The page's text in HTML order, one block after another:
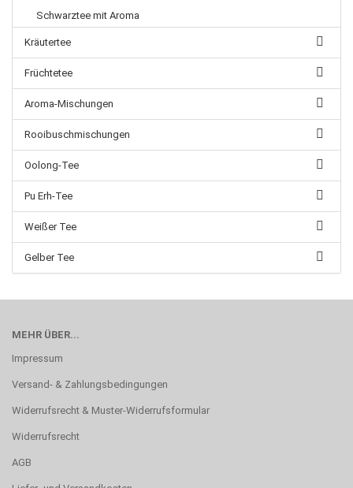
Schwarztee mit Aroma
Kräutertee
Früchtetee
Aroma-Mischungen
Rooibuschmischungen
Oolong-Tee
Pu Erh-Tee
Weißer Tee
Gelber Tee
MEHR ÜBER...
Impressum
Versand- & Zahlungsbedingungen
Widerrufsrecht & Muster-Widerrufsformular
Widerrufsrecht
AGB